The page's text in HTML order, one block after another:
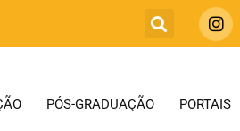
PÓS-GRADUAÇÃO PORTAIS